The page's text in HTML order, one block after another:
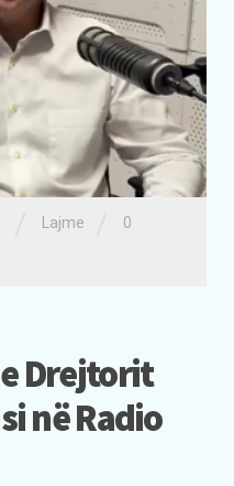
Lajme 0
Drejtorit
në Radio